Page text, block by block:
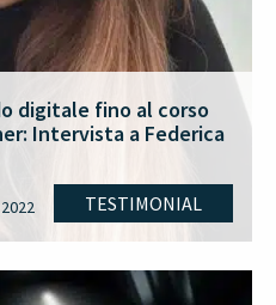
digitale fino al corso
Intervista a Federica
TESTIMONIAL